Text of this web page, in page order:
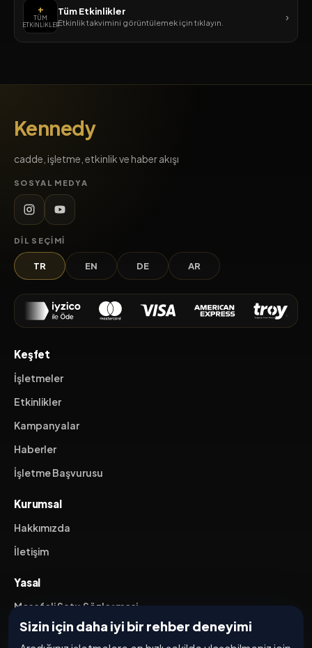
Sizin için daha iyi bir rehber deneyimi
+
TÜM
ETKINLIKLER
Tüm Etkinlikler
Etkinlik takvimini görüntülemek için tıklayın. ›
Kennedy
cadde, işletme, etkinlik ve haber akışı
SOSYAL MEDYA
DIL SEÇIMI
TR EN DE AR
Keşfet
İşletmeler
Etkinlikler
Kampanyalar
Haberler
İşletme Başvurusu
Kurumsal
Hakkımızda
İletişim
Yasal
Mesafeli Satış Sözleşmesi
İptal / İade Koşulları